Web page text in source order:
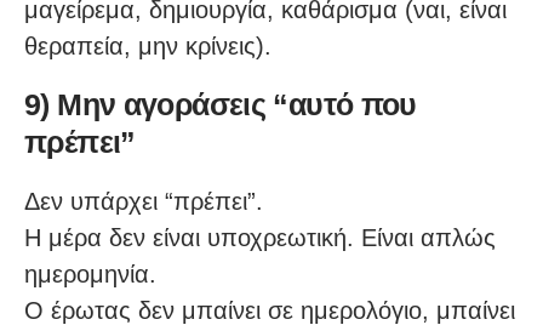
μαγείρεμα, δημιουργία, καθάρισμα (ναι, είναι
θεραπεία, μην κρίνεις).
9) Μην αγοράσεις “αυτό που
πρέπει”
Δεν υπάρχει “πρέπει”.
Η μέρα δεν είναι υποχρεωτική. Είναι απλώς
ημερομηνία.
Ο έρωτας δεν μπαίνει σε ημερολόγιο, μπαίνει